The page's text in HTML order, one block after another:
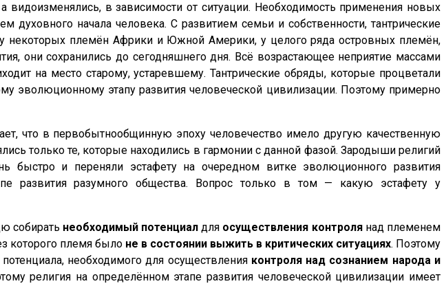
видоизменялись, в зависимости от ситуации. Необходимость применения новых
духовного начала человека. С развитием семьи и собственности, тантрические
некоторых племён Африки и Южной Америки, у целого ряда островных племён,
они сохранились до сегодняшнего дня. Всё возрастающее неприятие массами
на место старому, устаревшему. Тантрические обряды, которые процветали
эволюционному этапу развития человеческой цивилизации. Поэтому примерно
что в первобытнообщинную эпоху человечество имело другую качественную
только те, которые находились в гармонии с данной фазой. Зародыши религий
быстро и переняли эстафету на очередном витке эволюционного развития
развития разумного общества. Вопрос только в том — какую эстафету у
собирать необходимый потенциал для осуществления контролянад племенем
которого племя было не в состоянии выжить в критических ситуациях. Поэтому
необходимого для осуществления контроля над сознанием народа и
религия на определённом этапе развития человеческой цивилизации имеет